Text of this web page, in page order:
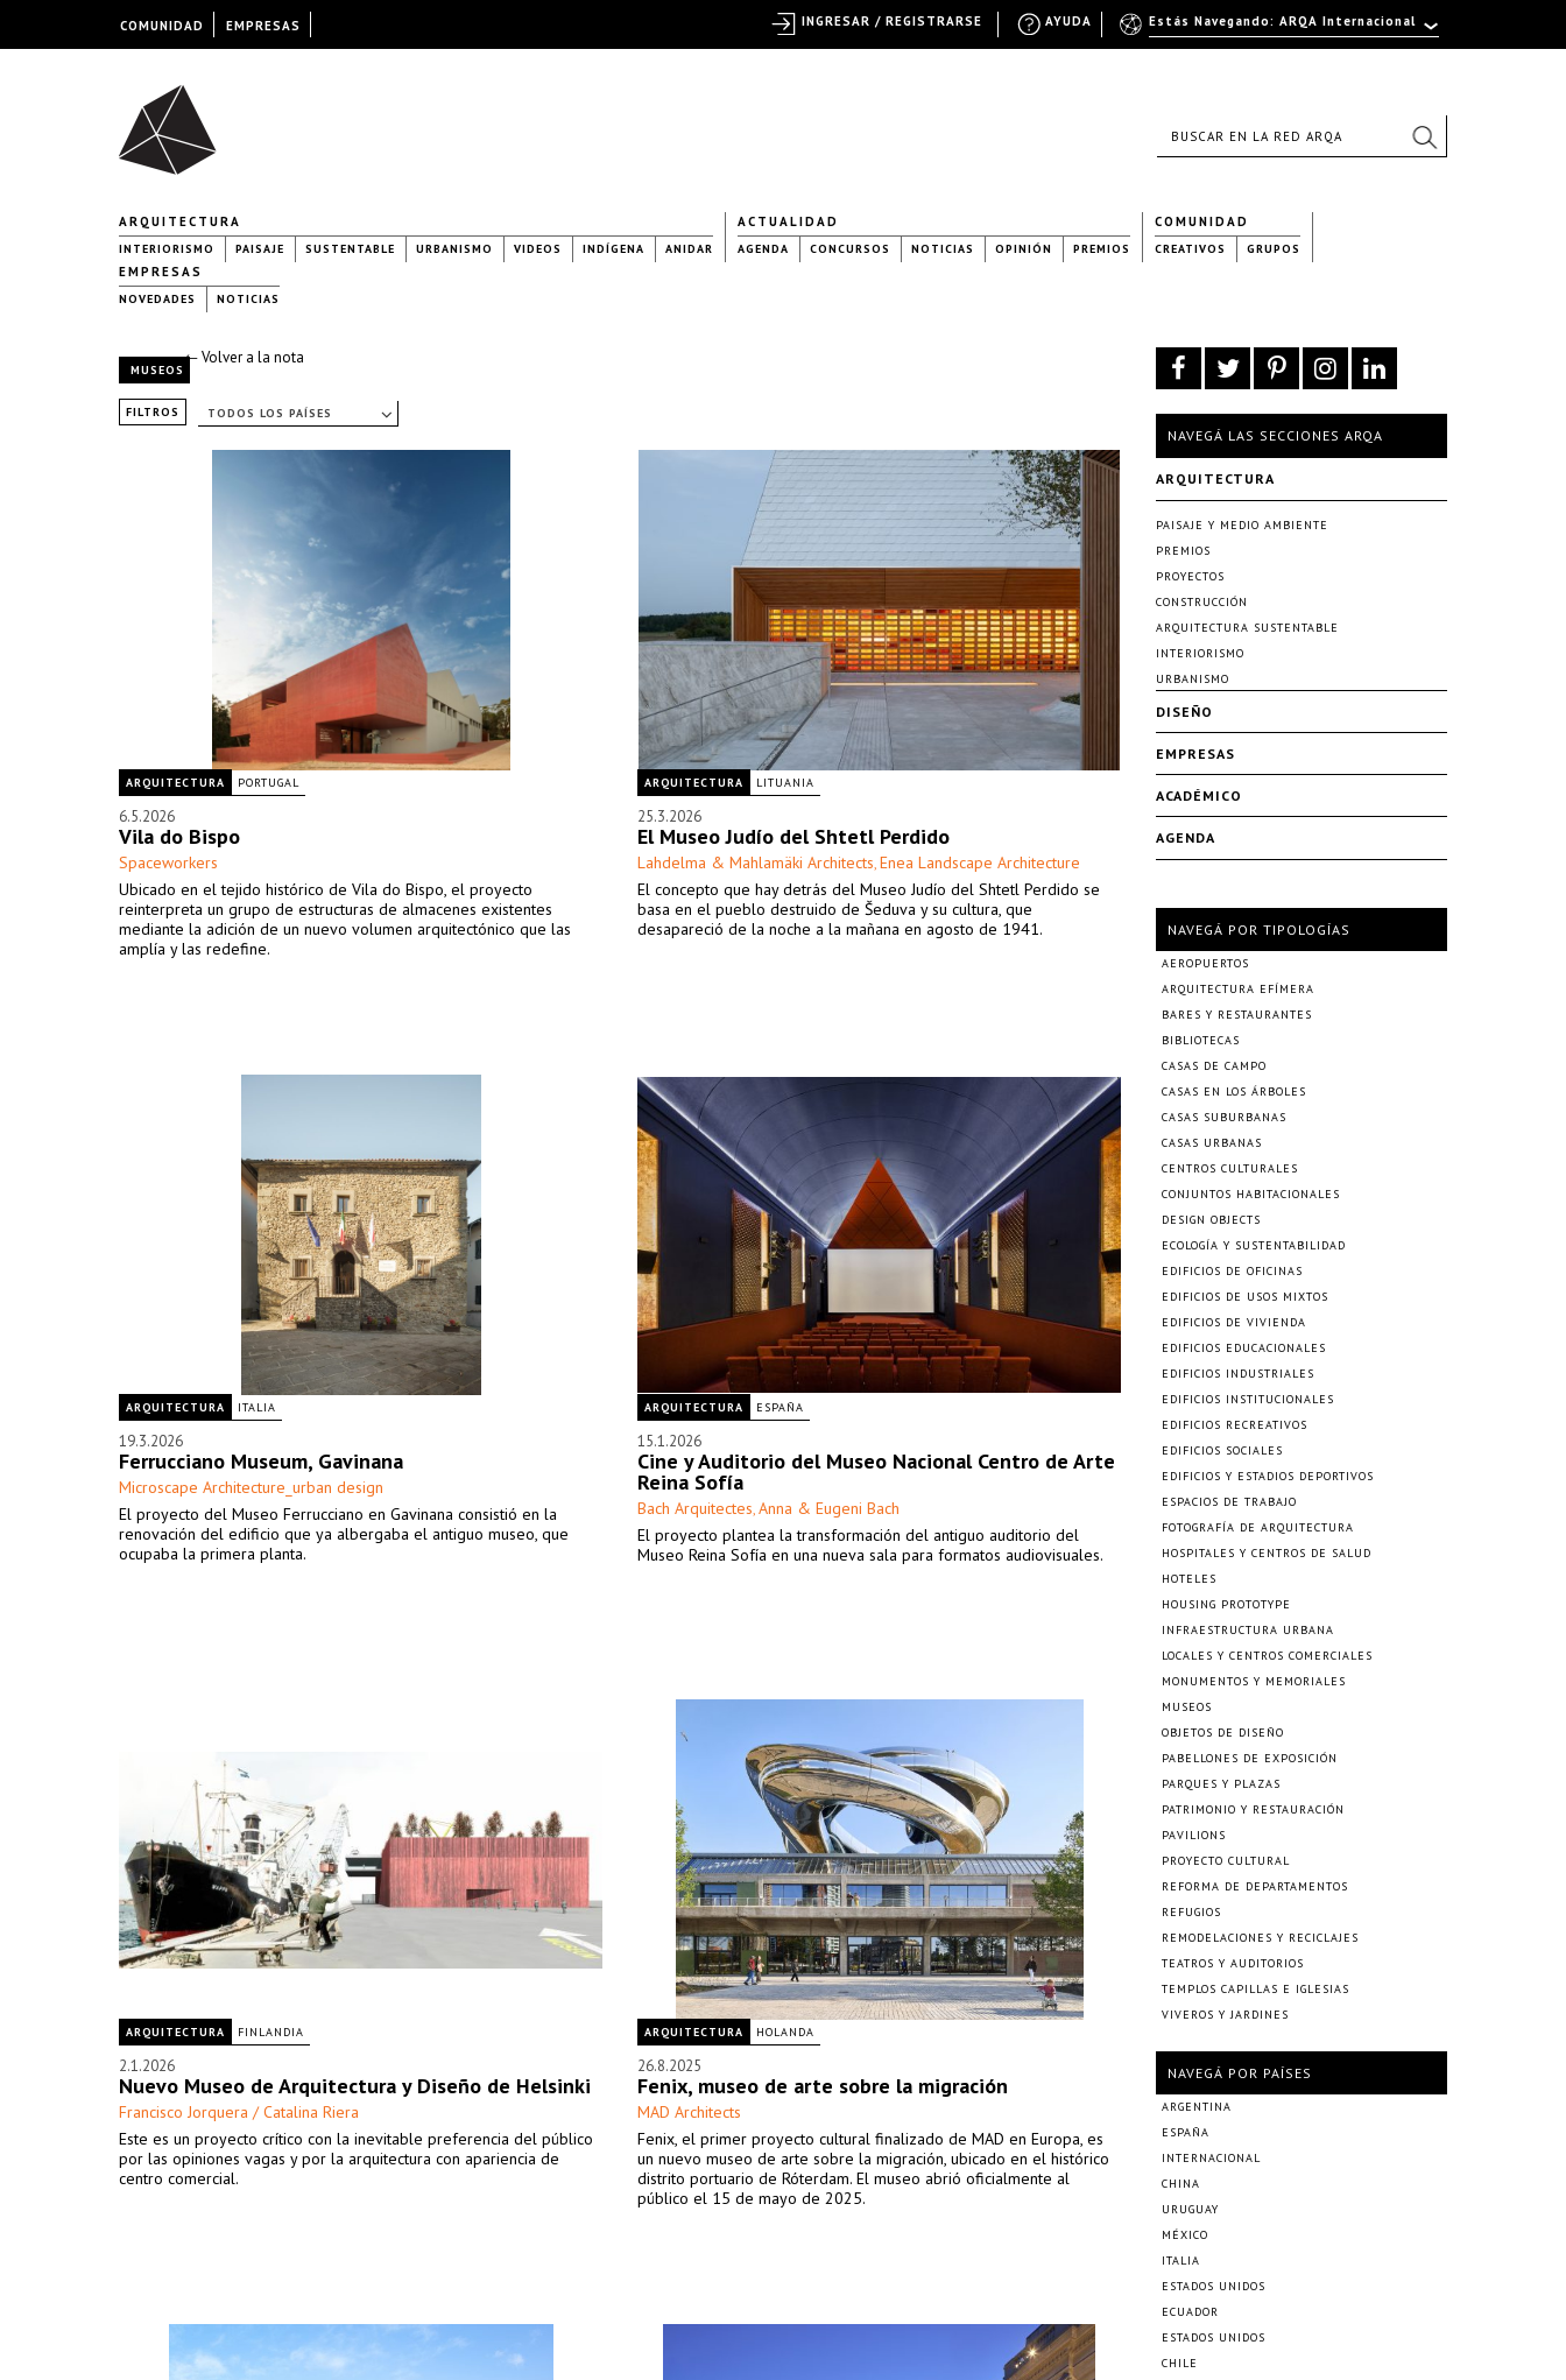
ARQUITECTURA
INTERIORISMO PAISAJE SUSTENTABLE URBANISMO VIDEOS INDÍGENA ANIDAR
ACTUALIDAD
AGENDA CONCURSOS NOTICIAS OPINIÓN PREMIOS
COMUNIDAD
CREATIVOS GRUPOS
EMPRESAS
NOVEDADES NOTICIAS
← Volver a la nota
MUSEOS
FILTROS TODOS LOS PAÍSES
ARQUITECTURA PORTUGAL
6.5.2026
Vila do Bispo
Spaceworkers
Ubicado en el tejido histórico de Vila do Bispo, el proyecto
reinterpreta un grupo de estructuras de almacenes existentes
mediante la adición de un nuevo volumen arquitectónico que las
amplía y las redefine.
ARQUITECTURA LITUANIA
25.3.2026
El Museo Judío del Shtetl Perdido
Lahdelma & Mahlamäki Architects, Enea Landscape Architecture
El concepto que hay detrás del Museo Judío del Shtetl Perdido se
basa en el pueblo destruido de Šeduva y su cultura, que
desapareció de la noche a la mañana en agosto de 1941.
ARQUITECTURA ITALIA
19.3.2026
Ferrucciano Museum, Gavinana
Microscape Architecture_urban design
El proyecto del Museo Ferrucciano en Gavinana consistió en la
renovación del edificio que ya albergaba el antiguo museo, que
ocupaba la primera planta.
ARQUITECTURA ESPAÑA
15.1.2026
Cine y Auditorio del Museo Nacional Centro de Arte
Reina Sofía
Bach Arquitectes, Anna & Eugeni Bach
El proyecto plantea la transformación del antiguo auditorio del
Museo Reina Sofía en una nueva sala para formatos audiovisuales.
ARQUITECTURA FINLANDIA
2.1.2026
Nuevo Museo de Arquitectura y Diseño de Helsinki
Francisco Jorquera / Catalina Riera
Este es un proyecto crítico con la inevitable preferencia del público
por las opiniones vagas y por la arquitectura con apariencia de
centro comercial.
ARQUITECTURA HOLANDA
26.8.2025
Fenix, museo de arte sobre la migración
MAD Architects
Fenix, el primer proyecto cultural finalizado de MAD en Europa, es
un nuevo museo de arte sobre la migración, ubicado en el histórico
distrito portuario de Róterdam. El museo abrió oficialmente al
público el 15 de mayo de 2025.
NAVEGÁ LAS SECCIONES ARQA
ARQUITECTURA
PAISAJE Y MEDIO AMBIENTE
PREMIOS
PROYECTOS
CONSTRUCCIÓN
ARQUITECTURA SUSTENTABLE
INTERIORISMO
URBANISMO
DISEÑO
EMPRESAS
ACADÉMICO
AGENDA
NAVEGÁ POR TIPOLOGÍAS
AEROPUERTOS
ARQUITECTURA EFÍMERA
BARES Y RESTAURANTES
BIBLIOTECAS
CASAS DE CAMPO
CASAS EN LOS ÁRBOLES
CASAS SUBURBANAS
CASAS URBANAS
CENTROS CULTURALES
CONJUNTOS HABITACIONALES
DESIGN OBJECTS
ECOLOGÍA Y SUSTENTABILIDAD
EDIFICIOS DE OFICINAS
EDIFICIOS DE USOS MIXTOS
EDIFICIOS DE VIVIENDA
EDIFICIOS EDUCACIONALES
EDIFICIOS INDUSTRIALES
EDIFICIOS INSTITUCIONALES
EDIFICIOS RECREATIVOS
EDIFICIOS SOCIALES
EDIFICIOS Y ESTADIOS DEPORTIVOS
ESPACIOS DE TRABAJO
FOTOGRAFÍA DE ARQUITECTURA
HOSPITALES Y CENTROS DE SALUD
HOTELES
HOUSING PROTOTYPE
INFRAESTRUCTURA URBANA
LOCALES Y CENTROS COMERCIALES
MONUMENTOS Y MEMORIALES
MUSEOS
OBJETOS DE DISEÑO
PABELLONES DE EXPOSICIÓN
PARQUES Y PLAZAS
PATRIMONIO Y RESTAURACIÓN
PAVILIONS
PROYECTO CULTURAL
REFORMA DE DEPARTAMENTOS
REFUGIOS
REMODELACIONES Y RECICLAJES
TEATROS Y AUDITORIOS
TEMPLOS CAPILLAS E IGLESIAS
VIVEROS Y JARDINES
NAVEGÁ POR PAÍSES
ARGENTINA
ESPAÑA
INTERNACIONAL
CHINA
URUGUAY
MÉXICO
ITALIA
ESTADOS UNIDOS
ECUADOR
ESTADOS UNIDOS
CHILE
COMUNIDAD EMPRESAS Estás Navegando: ARQA Internacional
AYUDA
INGRESAR / REGISTRARSE